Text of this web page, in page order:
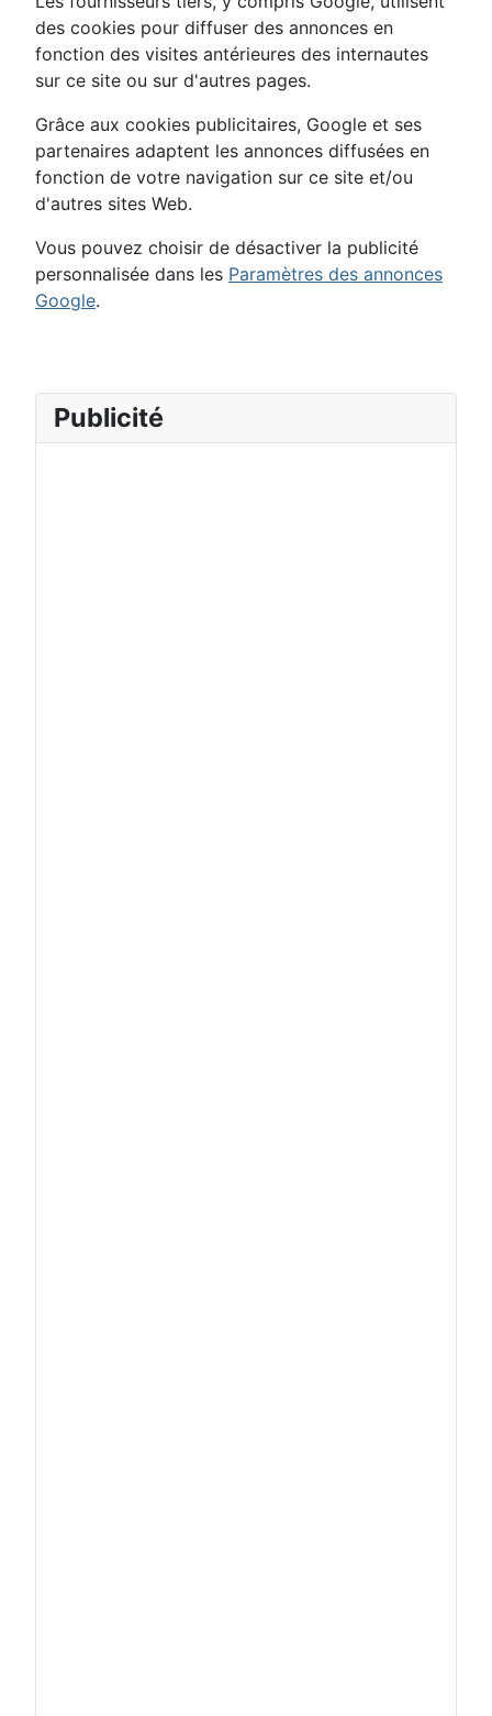
des cookies pour diffuser des annonces en
fonction des visites antérieures des internautes
sur ce site ou sur d'autres pages.
Grâce aux cookies publicitaires, Google et ses
partenaires adaptent les annonces diffusées en
fonction de votre navigation sur ce site et/ou
d'autres sites Web.
Vous pouvez choisir de désactiver la publicité
personnalisée dans les Paramètres des annonces
Google.
Publicité